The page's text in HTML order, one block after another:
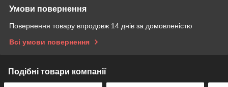
Умови повернення
Повернення товару впродовж 14 днів за домовленістю
Всі умови повернення
Подібні товари компанії